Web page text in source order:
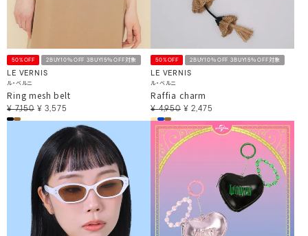
50%OFF 2BUY10％OFF 3BUY15％OFF対象
LE VERNIS
ル・ベルニ
Ring mesh belt
¥ 7,150 ¥ 3,575
50%OFF 2BUY10％OFF 3BUY15％OFF対象
LE VERNIS
ル・ベルニ
Raffia charm
¥ 4,950 ¥ 2,475